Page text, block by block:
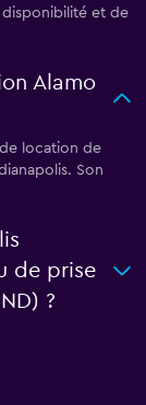
et de
Alamo
location de
Son
de prise
?